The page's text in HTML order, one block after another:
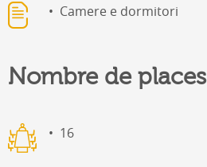
Camere e dormitori
Nombre de places
16